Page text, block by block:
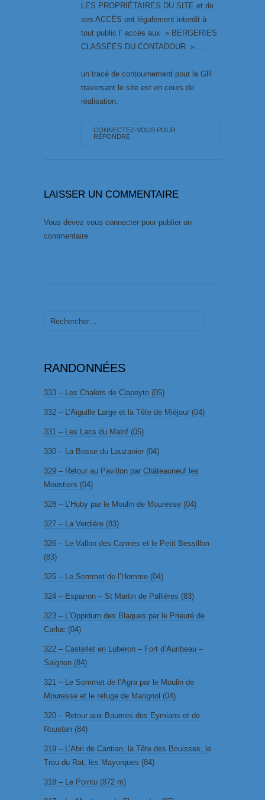
LES PROPRIÉTAIRES DU SITE et de
ses ACCÈS ont légalement interdit à
tout public l’ accès aux » BERGERIES
CLASSÉES DU CONTADOUR » . . .
un tracé de contournement pour le GR
traversant le site est en cours de
réalisation.
CONNECTEZ-VOUS POUR
RÉPONDRE
LAISSER UN COMMENTAIRE
Vous devez vous connecter pour publier un
commentaire.
Rechercher :
RANDONNÉES
333 – Les Chalets de Clapeyto (05)
332 – L’Aiguille Large et la Tête de Miéjour (04)
331 – Les Lacs du Malrif (05)
330 – La Bosse du Lauzanier (04)
329 – Retour au Pavillon par Châteauneuf les
Moustiers (04)
328 – L’Huby par le Moulin de Mouresse (04)
327 – La Verdière (83)
326 – Le Vallon des Carmes et le Petit Bessillon
(83)
325 – Le Sommet de l’Homme (04)
324 – Esparron – St Martin de Pallières (83)
323 – L’Oppidum des Blaques par le Prieuré de
Carluc (04)
322 – Castellet en Luberon – Fort d’Auribeau –
Saignon (84)
321 – Le Sommet de l’Agra par le Moulin de
Mouresse et le refuge de Marignol (04)
320 – Retour aux Baumes des Eymians et de
Roustan (84)
319 – L’Abri de Cantian, la Tête des Bouisses, le
Trou du Rat, les Mayorques (84)
318 – Le Pointu (872 m)